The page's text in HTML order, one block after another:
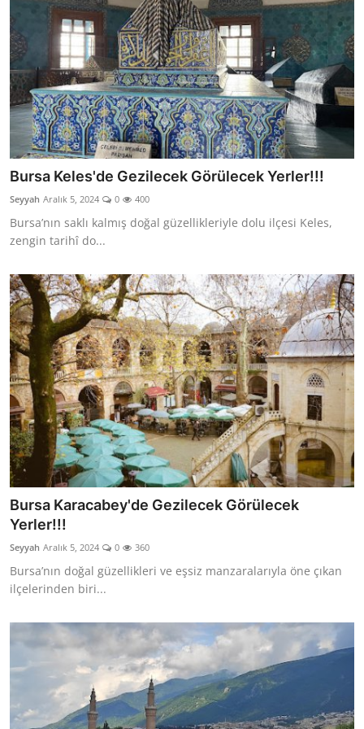
Bursa Keles'de Gezilecek Görülecek Yerler!!!
Seyyah Aralık 5, 2024 0 400
Bursa’nın saklı kalmış doğal güzellikleriyle dolu ilçesi Keles,
zengin tarihî do...
Bursa Karacabey'de Gezilecek Görülecek
Yerler!!!
Seyyah Aralık 5, 2024 0 360
Bursa’nın doğal güzellikleri ve eşsiz manzaralarıyla öne çıkan
ilçelerinden biri...